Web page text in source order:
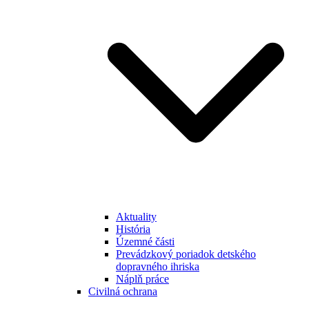
Aktuality
História
Územné části
Prevádzkový poriadok detského
dopravného ihriska
Náplň práce
Civilná ochrana